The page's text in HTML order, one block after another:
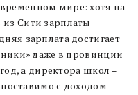
мире: хотя на
Сити зарплаты
зарплата достигает
даже в провинции
а директора школ –
с доходом